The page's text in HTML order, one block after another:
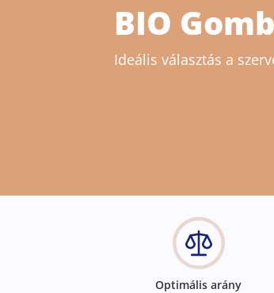
BIO
Ideális választás a
Optimális arány